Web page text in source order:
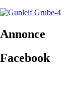
Annonce
Facebook